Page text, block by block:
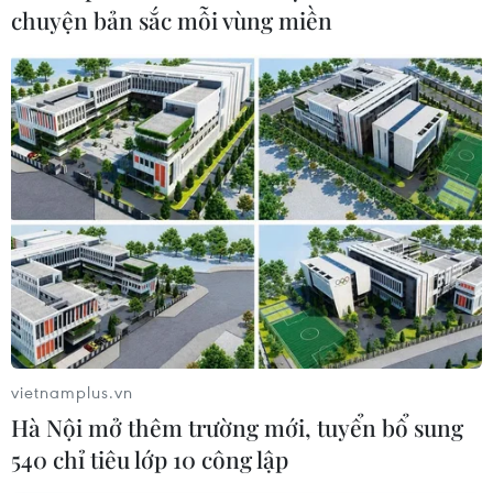
Lâm Đồng phấn đấu hoàn thành sớm
việc lấy mẫu ADN hài cốt liệt sỹ
10/08/2026 13:20
TP Hồ Chí Minh: Cứu 3 trẻ bị rối loạn
đông máu do ăn phải thịt chuột dính
độc
10/08/2026 13:15
Hà Nội mở thêm trường mới, tuyển
bổ sung 540 chỉ tiêu lớp 10 công lập
10/08/2026 13:11
chuyện bản sắc mỗi vùng miền
vietnamplus.vn
Hà Nội mở thêm trường mới, tuyển bổ sung
540 chỉ tiêu lớp 10 công lập